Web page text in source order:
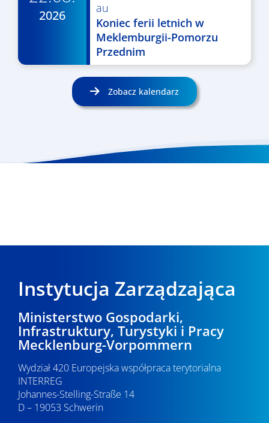
2026
au
Koniec ferii letnich w
Meklemburgii-Pomorzu
Przednim
Zobacz kalendarz
Instytucja Zarządzająca
Ministerstwo Gospodarki,
Infrastruktury, Turystyki i Pracy
Mecklenburg-Vorpommern
Wydział 420 Europejska współpraca terytorialna
INTERREG
Johannes-Stelling-Straße 14
D – 19053 Schwerin